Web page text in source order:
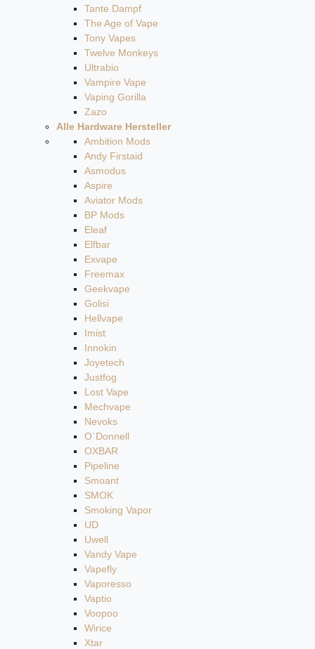
Tante Dampf
The Age of Vape
Tony Vapes
Twelve Monkeys
Ultrabio
Vampire Vape
Vaping Gorilla
Zazo
Alle Hardware Hersteller
Ambition Mods
Andy Firstaid
Asmodus
Aspire
Aviator Mods
BP Mods
Eleaf
Elfbar
Exvape
Freemax
Geekvape
Golisi
Hellvape
Imist
Innokin
Joyetech
Justfog
Lost Vape
Mechvape
Nevoks
O`Donnell
OXBAR
Pipeline
Smoant
SMOK
Smoking Vapor
UD
Uwell
Vandy Vape
Vapefly
Vaporesso
Vaptio
Voopoo
Wirice
Xtar